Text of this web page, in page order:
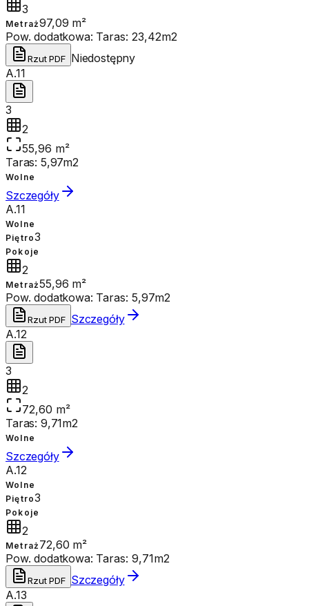
3
Metraż97,09 m²
Pow. dodatkowa: Taras: 23,42m2
Rzut PDF Niedostępny
A.11
3
2
55,96 m²
Taras: 5,97m2
Wolne
Szczegóły
A.11
Wolne
Piętro3
Pokoje
2
Metraż55,96 m²
Pow. dodatkowa: Taras: 5,97m2
Rzut PDF Szczegóły
A.12
3
2
72,60 m²
Taras: 9,71m2
Wolne
Szczegóły
A.12
Wolne
Piętro3
Pokoje
2
Metraż 72,60 m²
Pow. dodatkowa: Taras: 9,71m2
Rzut PDF Szczegóły
A.13